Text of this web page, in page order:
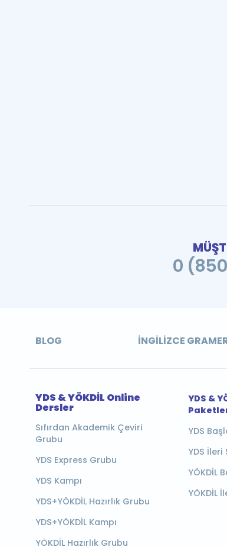
0
BLOG İNGILIZCE
YDS & YÖKDİL Online
Dersler
Sıfırdan Akademik Çeviri
Grubu
YDS Express Grubu
YDS Kampı
YDS+YÖKDİL Hazırlık Grubu
YDS+YÖKDİL Kampı
YÖKDİL Hazırlık Grubu
YDS &
YDS
YDS İleri
YÖKDİL
YÖKDİL